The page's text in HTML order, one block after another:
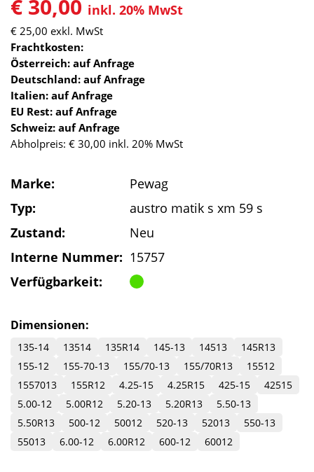
€ 30,00 inkl. 20% MwSt
€ 25,00 exkl. MwSt
Frachtkosten:
Österreich: auf Anfrage
Deutschland: auf Anfrage
Italien: auf Anfrage
EU Rest: auf Anfrage
Schweiz: auf Anfrage
Abholpreis: € 30,00 inkl. 20% MwSt
Marke:
Pewag
Typ:
austro matik s xm 59 s
Zustand:
Neu
Interne Nummer: 15757
Verfügbarkeit:
Dimensionen:
135-14 13514 135R14 145-13 14513
145R13
155-12
155-70-13 155/70-13 155/70R13
15512
1557013
155R12 4.25-15 4.25R15 425-15
42515
5.00-12
5.00R12 5.20-13 5.20R13
5.50-13
5.50R13
500-12 50012 520-13 52013
550-13
55013
6.00-12 6.00R12 600-12 60012